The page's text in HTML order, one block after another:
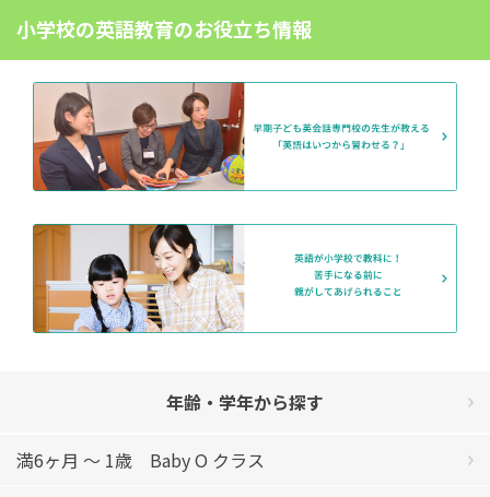
小学校の英語教育のお役立ち情報
年齢・学年から探す
満6ヶ月 ～ 1歳 Baby O クラス